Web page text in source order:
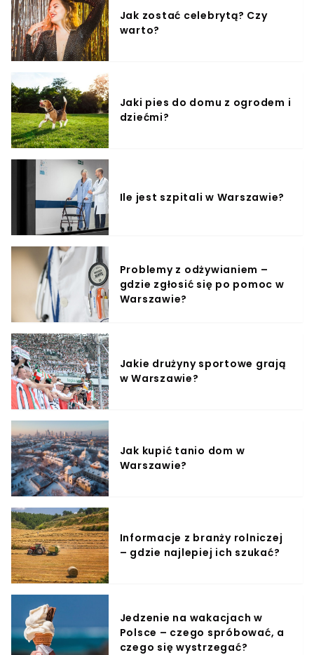
Jak zostać celebrytą? Czy
warto?
Jaki pies do domu z ogrodem i
dziećmi?
Ile jest szpitali w Warszawie?
Problemy z odżywianiem –
gdzie zgłosić się po pomoc w
Warszawie?
Jakie drużyny sportowe grają
w Warszawie?
Jak kupić tanio dom w
Warszawie?
Informacje z branży rolniczej
– gdzie najlepiej ich szukać?
Jedzenie na wakacjach w
Polsce – czego spróbować, a
czego się wystrzegać?